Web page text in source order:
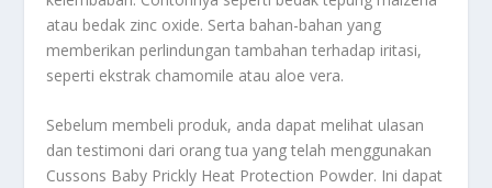
atau bedak zinc oxide. Serta bahan-bahan yang
memberikan perlindungan tambahan terhadap iritasi,
seperti ekstrak chamomile atau aloe vera.
Sebelum membeli produk, anda dapat melihat ulasan
dan testimoni dari orang tua yang telah menggunakan
Cussons Baby Prickly Heat Protection Powder. Ini dapat